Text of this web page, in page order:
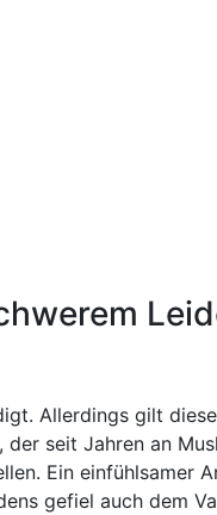
Allerdings gilt
, der seit Jahren an
Ein
gefiel auch dem